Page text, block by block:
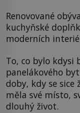
Renovované
kuchyňské
moderních
To, co bylo kdysi
panelákového
doby, kdy se sice
měla své místo,
dlouhý život.